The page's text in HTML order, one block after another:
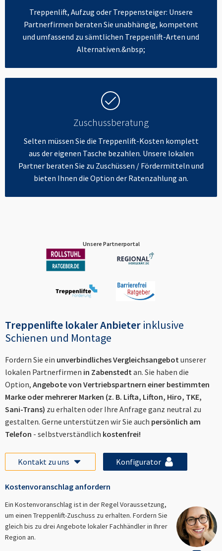
Treppenlift, Aufzug oder Treppensteiger: Unsere
Partnerfirmen beraten Sie unabhängig, kompetent
und umfassend zu sämtlichen Treppenlift-Arten und
Alternativen.&nbsp;
Zuschussberatung
Selten müssen Sie die Treppenlift-Kosten komplett
aus der eigenen Tasche bezahlen. Unsere lokalen
Partner beraten Sie zu Zuschüssen / Fördermitteln und
bieten Ihnen die Option der Ratenzahlung an.
Unsere Partnerportal
Treppenlifte lokaler Anbieter inklusive
Schienen und Montage
Fordern Sie ein unverbindliches Vergleichsangebotunserer
lokalen Partnerfirmen in Zabenstedtan. Sie haben die
Option, Angebote von Vertriebspartnern einer bestimmten
Marke oder mehrerer Marken (z. B. Lifta, Lifton, Hiro, TKE,
Sani-Trans) zu erhalten oder Ihre Anfrage ganz neutral zu
gestalten. Gerne unterstützen wir Sie auch persönlich am
Telefon - selbstverständlich kostenfrei!
Kontakt zu uns Konfigurator
Kostenvoranschlag anfordern
Ein Kostenvoranschlag ist in der Regel Voraussetzung,
um einen Treppenlift-Zuschuss zu erhalten. Fordern Sie
gleich bis zu drei Angebote lokaler Fachhändler in Ihrer
Region an.